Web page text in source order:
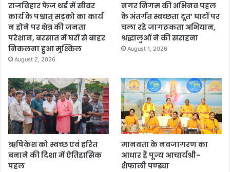
राजविहार फेज थर्ड में सीवर
कार्य के पश्चात् सड़को का कार्य
न होने पर क्षेत्र की जनता
परेशान, बरसात में घरों से बाहर
निकलना हुआ मुश्किल
August 2, 2026
नगर निगम की अभिनव पहल
के अंतर्गत स्वच्छता दूत’ घाटों पर
चला रहे जागरूकता अभियान,
श्रद्धालुओं ने की सराहना
August 1, 2026
ऋषिकेश को स्वच्छ एवं हरित
बनाने की दिशा में ऐतिहासिक
पहल
मानवता के नवजागरण का
आधार हैं पूज्य आचार्यश्री-
शैफाली पण्ड्या